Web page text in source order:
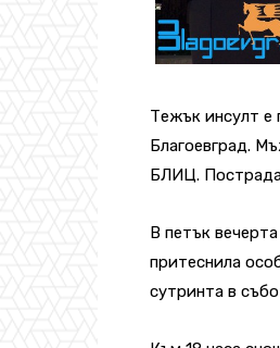
Тежък инсулт е
Благоевград.
БЛИЦ.
В петък
притеснила
сутринта в